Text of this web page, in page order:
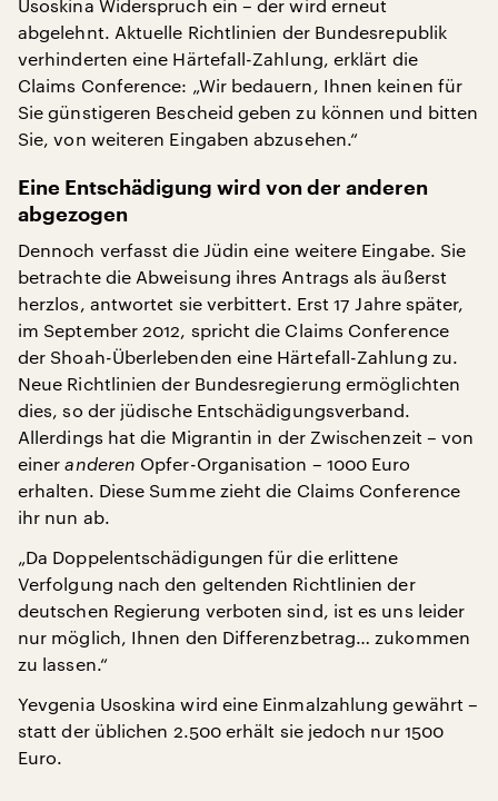
Usoskina Widerspruch ein – der wird erneut
abgelehnt. Aktuelle Richtlinien der Bundesrepublik
verhinderten eine Härtefall-Zahlung, erklärt die
Claims Conference: „Wir bedauern, Ihnen keinen für
Sie günstigeren Bescheid geben zu können und bitten
Sie, von weiteren Eingaben abzusehen.“
Eine Entschädigung wird von der anderen
abgezogen
Dennoch verfasst die Jüdin eine weitere Eingabe. Sie
betrachte die Abweisung ihres Antrags als äußerst
herzlos, antwortet sie verbittert. Erst 17 Jahre später,
im September 2012, spricht die Claims Conference
der Shoah-Überlebenden eine Härtefall-Zahlung zu.
Neue Richtlinien der Bundesregierung ermöglichten
dies, so der jüdische Entschädigungsverband.
Allerdings hat die Migrantin in der Zwischenzeit – von
eineranderen Opfer-Organisation – 1000 Euro
erhalten. Diese Summe zieht die Claims Conference
ihr nun ab.
„Da Doppelentschädigungen für die erlittene
Verfolgung nach den geltenden Richtlinien der
deutschen Regierung verboten sind, ist es uns leider
nur möglich, Ihnen den Differenzbetrag… zukommen
zu lassen.“
Yevgenia Usoskina wird eine Einmalzahlung gewährt –
statt der üblichen 2.500 erhält sie jedoch nur 1500
Euro.